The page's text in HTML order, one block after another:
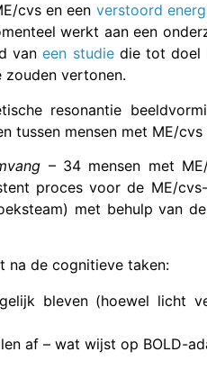
cvs en een verstoord
werkt aan een
vaneen studiedie tot doel
zouden vertonen.
resonantie
tussen mensen met ME/
– 34 mensen met
proces voor de ME/
met behulp van de
na de cognitieve taken:
bleven (hoewel licht
af – wat wijst op BOLD-